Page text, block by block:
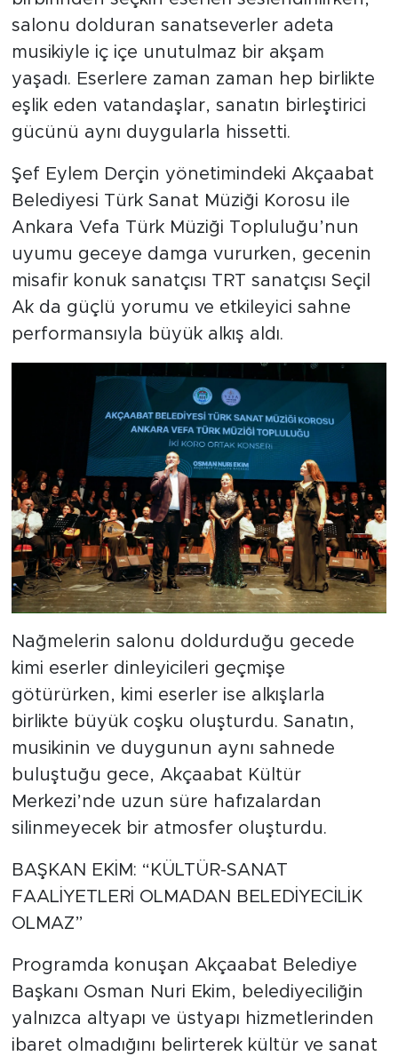
salonu dolduran sanatseverler adeta
musikiyle iç içe unutulmaz bir akşam
yaşadı. Eserlere zaman zaman hep birlikte
eşlik eden vatandaşlar, sanatın birleştirici
gücünü aynı duygularla hissetti.
Şef Eylem Derçin yönetimindeki Akçaabat
Belediyesi Türk Sanat Müziği Korosu ile
Ankara Vefa Türk Müziği Topluluğu’nun
uyumu geceye damga vururken, gecenin
misafir konuk sanatçısı TRT sanatçısı Seçil
Ak da güçlü yorumu ve etkileyici sahne
performansıyla büyük alkış aldı.
Nağmelerin salonu doldurduğu gecede
kimi eserler dinleyicileri geçmişe
götürürken, kimi eserler ise alkışlarla
birlikte büyük coşku oluşturdu. Sanatın,
musikinin ve duygunun aynı sahnede
buluştuğu gece, Akçaabat Kültür
Merkezi’nde uzun süre hafızalardan
silinmeyecek bir atmosfer oluşturdu.
BAŞKAN EKİM: “KÜLTÜR-SANAT
FAALİYETLERİ OLMADAN BELEDİYECİLİK
OLMAZ”
Programda konuşan Akçaabat Belediye
Başkanı Osman Nuri Ekim, belediyeciliğin
yalnızca altyapı ve üstyapı hizmetlerinden
ibaret olmadığını belirterek kültür ve sanat